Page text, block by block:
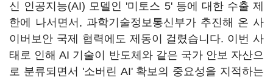
신 인공지능(AI) 모델인 '미토스 5' 등에 대한 수출 제
한에 나서면서, 과학기술정보통신부가 추진해 온 사
이버보안 국제 협력에도 제동이 걸렸습니다. 이번 사
태로 인해 AI 기술이 반도체와 같은 국가 안보 자산으
로 분류되면서 '소버린 AI' 확보의 중요성을 지적하는